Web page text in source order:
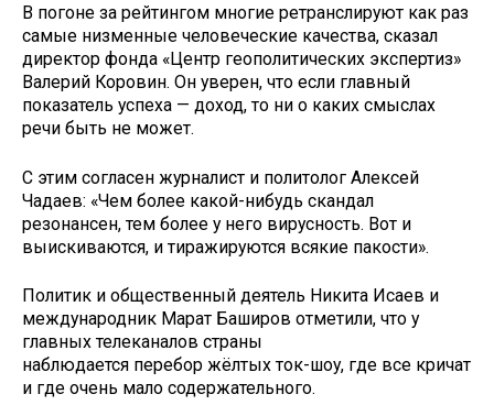
В погоне за рейтингом многие ретранслируют как раз
самые низменные человеческие качества, сказал
директор фонда «Центр геополитических экспертиз»
Валерий Коровин. Он уверен, что если главный
показатель успеха — доход, то ни о каких смыслах
речи быть не может.
С этим согласен журналист и политолог Алексей
Чадаев: «Чем более какой-нибудь скандал
резонансен, тем более у него вирусность. Вот и
выискиваются, и тиражируются всякие пакости».
Политик и общественный деятель Никита Исаев и
международник Марат Баширов отметили, что у
главных телеканалов страны
наблюдается перебор жёлтых ток-шоу, где все кричат
и где очень мало содержательного.